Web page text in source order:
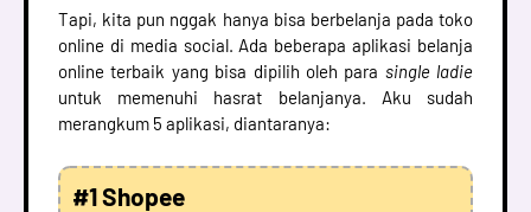
Tapi, kita pun nggak hanya bisa berbelanja pada toko
online di media social. Ada beberapa aplikasi belanja
online terbaik yang bisa dipilih oleh para single ladie
untuk memenuhi hasrat belanjanya. Aku sudah
merangkum 5 aplikasi, diantaranya:
#1 Shopee